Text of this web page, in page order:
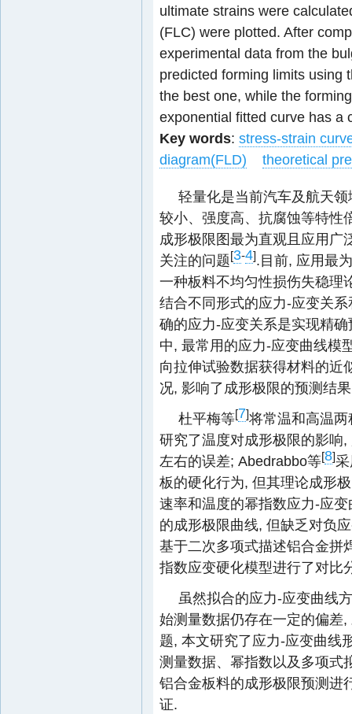
ultimate strains were
(FLC) were plotted. After
experimental data from the
predicted forming limits using
the best one, while the
exponential fitted curve has a
Key words: stress-strain
diagram(FLD)
theoretical
轻量化是当前汽车及航天
较小、强度高、抗腐蚀等特性
成形极限图最为直观且应用广
关注的问题[3-4].目前, 应用最
一种板料不均匀性损伤失稳理
结合不同形式的应力-应变关
确的应力-应变关系是实现精
中, 最常用的应力-应变曲线模
向拉伸试验数据获得材料的近
况, 影响了成形极限的预测结
杜平梅等[7]将常温和高温
研究了温度对成形极限的影响
左右的误差; Abedrabbo等[8]
板的硬化行为, 但其理论成形
速率和温度的幂指数应力-应
的成形极限曲线, 但缺乏对负
基于二次多项式描述铝合金拼
指数应变硬化模型进行了对比
虽然拟合的应力-应变曲线
始测量数据仍存在一定的偏差
题, 本文研究了应力-应变曲线
测量数据、幂指数以及多项式
铝合金板料的成形极限预测进
证.